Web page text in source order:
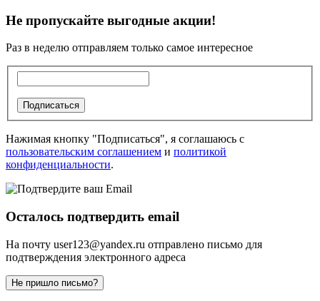
Не пропускайте выгодные акции!
Раз в неделю отправляем только самое интересное
Подписаться
Нажимая кнопку "Подписаться", я соглашаюсь с
пользовательским соглашением и политикой
конфиденциальности.
Осталось подтвердить email
На почту user123@yandex.ru отправлено письмо для
подтверждения электронного адреса
Не пришло письмо?